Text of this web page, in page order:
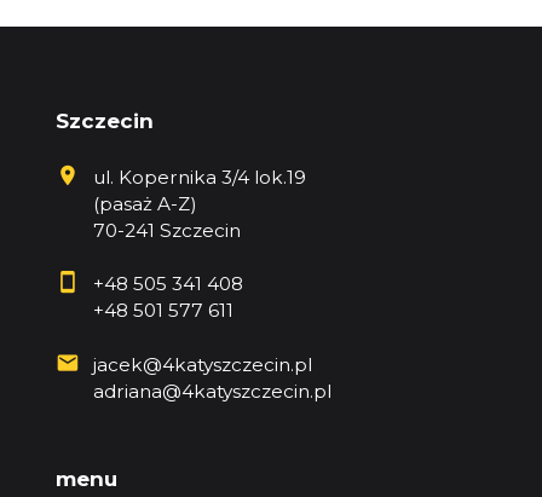
Szczecin
ul. Kopernika 3/4 lok.19
(pasaż A-Z)
70-241 Szczecin
+48 505 341 408
+48 501 577 611
jacek@4katyszczecin.pl
adriana@4katyszczecin.pl
menu